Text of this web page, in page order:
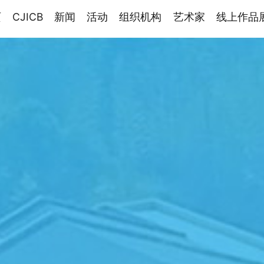
CJICB 新闻 活动 组织机构 艺术家 线上作品